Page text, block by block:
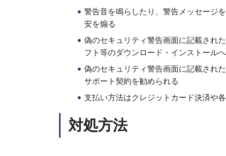
警告音を鳴らしたり、警告メッセージ
安を煽る
偽のセキュリティ警告画面に記載され
フト等のダウンロード・インストール
偽のセキュリティ警告画面に記載され
サポート契約を勧められる
支払い方法はクレジットカード決済や
対処方法